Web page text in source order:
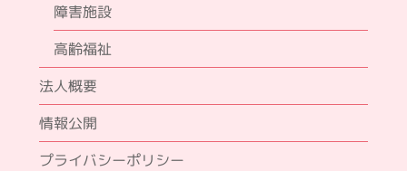
障害施設
高齢福祉
法人概要
情報公開
プライバシーポリシー